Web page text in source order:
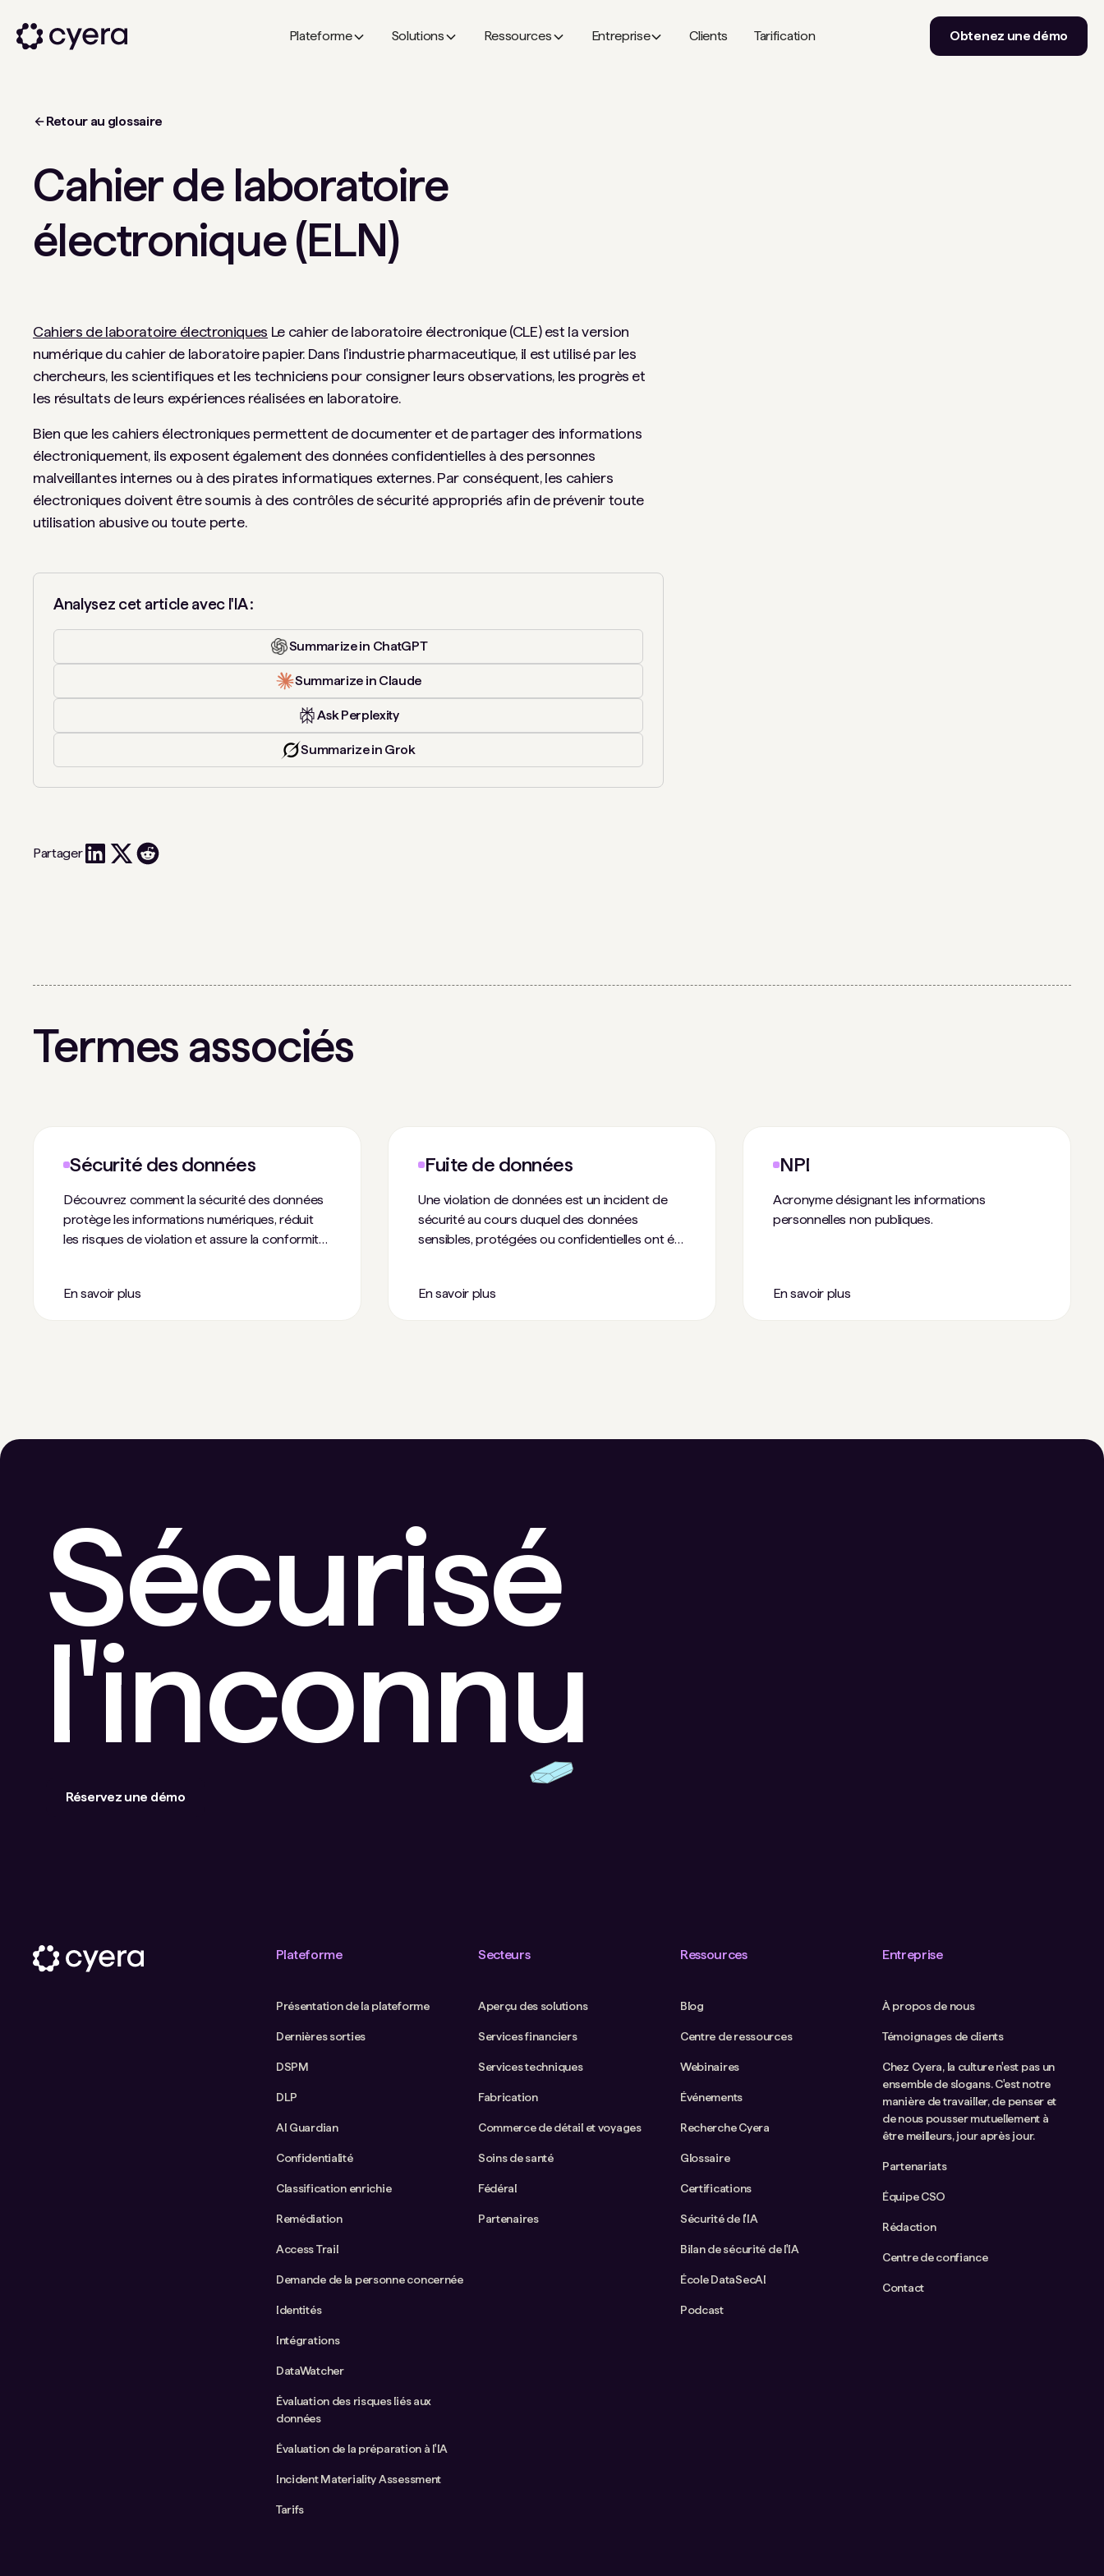
Plateforme Solutions Ressources Entreprise Clients Tarification Obtenez une démo
Retour au glossaire
Cahier de laboratoire
électronique (ELN)
Cahiers de laboratoire électroniques Le cahier de laboratoire électronique (CLE) est la version
numérique du cahier de laboratoire papier. Dans l'industrie pharmaceutique, il est utilisé par les
chercheurs, les scientifiques et les techniciens pour consigner leurs observations, les progrès et
les résultats de leurs expériences réalisées en laboratoire.
Bien que les cahiers électroniques permettent de documenter et de partager des informations
électroniquement, ils exposent également des données confidentielles à des personnes
malveillantes internes ou à des pirates informatiques externes. Par conséquent, les cahiers
électroniques doivent être soumis à des contrôles de sécurité appropriés afin de prévenir toute
utilisation abusive ou toute perte.
Analysez cet article avec l'IA :
Summarize in ChatGPT
Summarize in Claude
Ask Perplexity
Summarize in Grok
Partager
Termes associés
Sécurité des données
Découvrez comment la sécurité des données
protège les informations numériques, réduit
les risques de violation et assure la conformité
En savoir plus
Fuite de données
Une violation de données est un incident de
sécurité au cours duquel des données
sensibles, protégées ou confidentielles ont été
des informations de santé protégées ou
personnelles (ISP), des informations
En savoir plus
NPI
Acronyme désignant les informations
personnelles non publiques.
En savoir plus
Sécurisé
l'inconnu
Réservez une démo
Plateforme
Présentation de la plateforme
Dernières sorties
DSPM
DLP
AI Guardian
Confidentialité
Classification enrichie
Remédiation
Access Trail
Demande de la personne concernée
Identités
Intégrations
DataWatcher
Évaluation des risques liés aux
données
Évaluation de la préparation à l'IA
Incident Materiality Assessment
Tarifs
Secteurs
Aperçu des solutions
Services financiers
Services techniques
Fabrication
Commerce de détail et voyages
Soins de santé
Fédéral
Partenaires
Ressources
Blog
Centre de ressources
Webinaires
Événements
Recherche Cyera
Glossaire
Certifications
Sécurité de l'IA
Bilan de sécurité de l'IA
École DataSecAI
Podcast
Entreprise
À propos de nous
Témoignages de clients
Chez Cyera, la culture n'est pas un
ensemble de slogans. C'est notre
manière de travailler, de penser et
de nous pousser mutuellement à
être meilleurs, jour après jour.
Partenariats
Équipe CSO
Rédaction
Centre de confiance
Contact